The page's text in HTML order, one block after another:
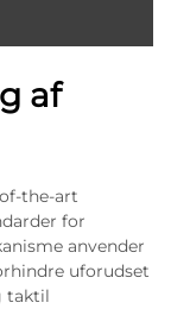
af
the-art
for
anvender
uforudset
taktil